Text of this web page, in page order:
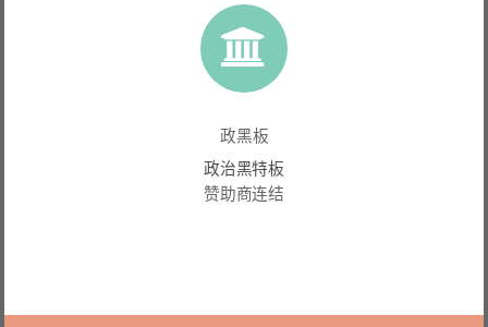
政黑板
政治黑特板
赞助商连结